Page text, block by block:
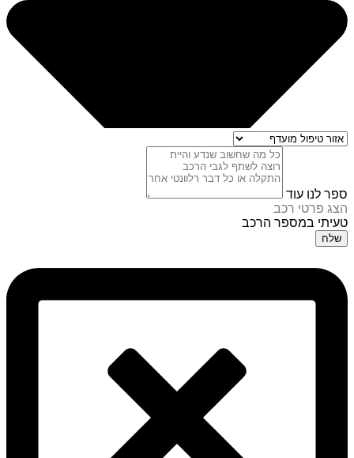
ספר לנו עוד
הצג פרטי רכב
טעיתי במספר הרכב
שלח